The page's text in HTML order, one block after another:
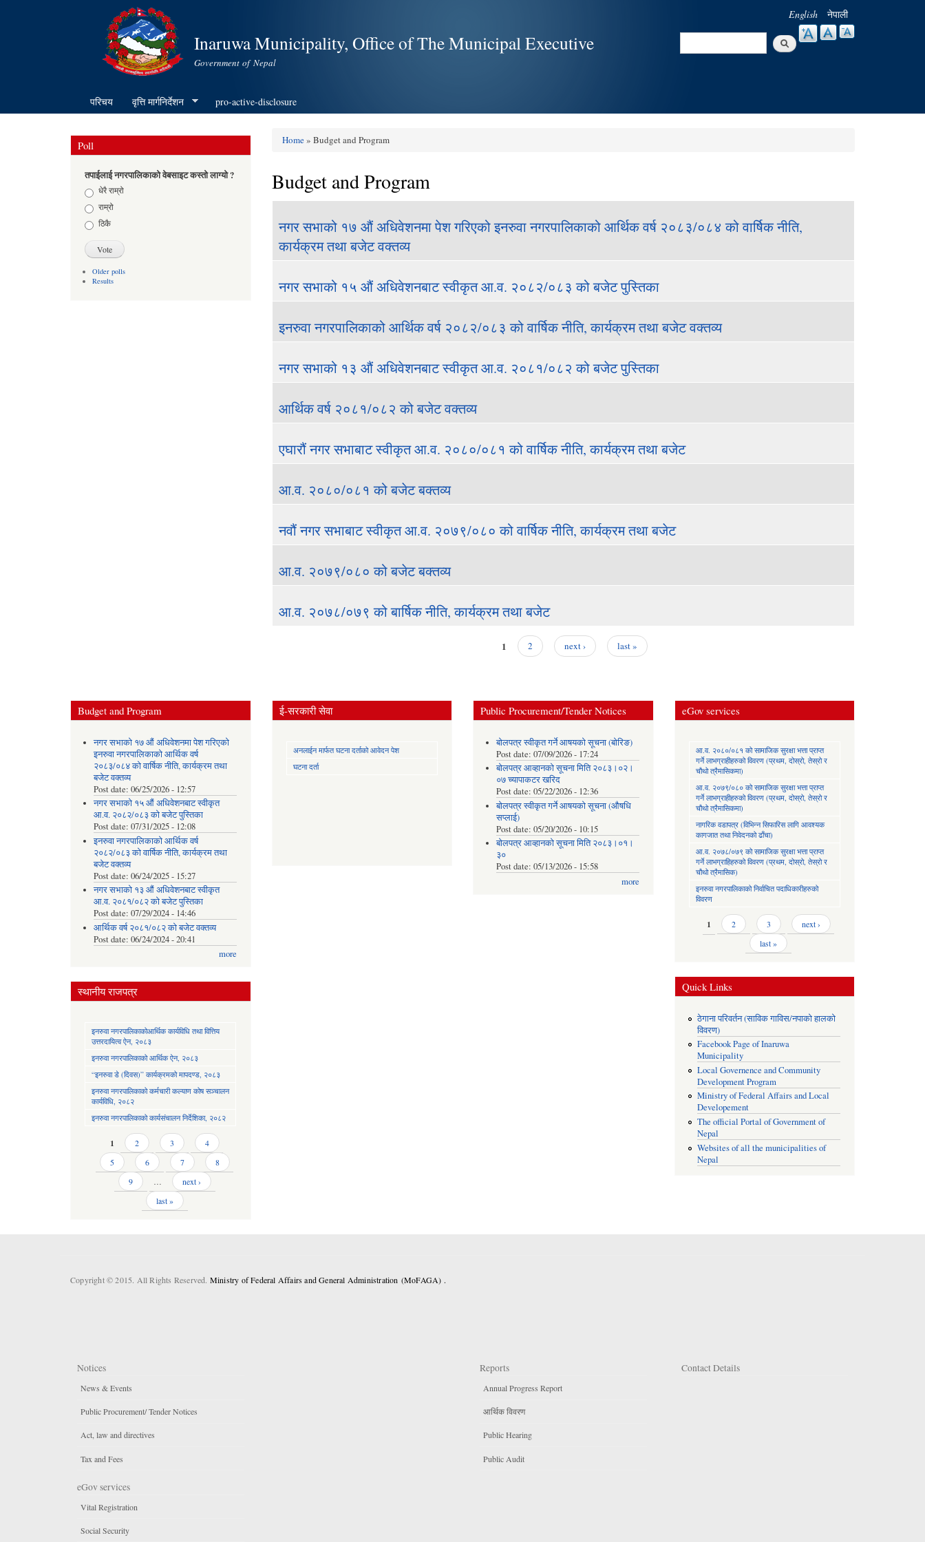
content
Inaruwa Municipality, Office of The Municipal Executive
Government of Nepal
English नेपाली
Search
परिचय वृत्ति मार्गनिर्देशन pro-active-disclosure
Poll
तपाईलाई नगरपालिकाको वेबसाइट कस्तो लाग्यो ?
Choicesधेरै राम्रो
राम्रो
ठिकै
Older polls
Results
You are here
Home» Budget and Program
Budget and Program
नगर सभाको १७ औं अधिवेशनमा पेश गरिएको इनरुवा नगरपालिकाको आर्थिक वर्ष २०८३/०८४ को वार्षिक नीति,
कार्यक्रम तथा बजेट वक्तव्य
नगर सभाको १५ औं अधिवेशनबाट स्वीकृत आ.व. २०८२/०८३ को बजेट पुस्तिका
इनरुवा नगरपालिकाको आर्थिक वर्ष २०८२/०८३ को वार्षिक नीति, कार्यक्रम तथा बजेट वक्तव्य
नगर सभाको १३ औं अधिवेशनबाट स्वीकृत आ.व. २०८१/०८२ को बजेट पुस्तिका
आर्थिक वर्ष २०८१/०८२ को बजेट वक्तव्य
एघारौं नगर सभाबाट स्वीकृत आ.व. २०८०/०८१ को वार्षिक नीति, कार्यक्रम तथा बजेट
आ.व. २०८०/०८१ को बजेट बक्तव्य
नवौं नगर सभाबाट स्वीकृत आ.व. २०७९/०८० को वार्षिक नीति, कार्यक्रम तथा बजेट
आ.व. २०७९/०८० को बजेट बक्तव्य
आ.व. २०७८/०७९ को बार्षिक नीति, कार्यक्रम तथा बजेट
1 2 next › last »
Budget and Program
नगर सभाको १७ औं अधिवेशनमा पेश गरिएको
इनरुवा नगरपालिकाको आर्थिक वर्ष
२०८३/०८४ को वार्षिक नीति, कार्यक्रम तथा
बजेट वक्तव्य
Post date: 06/25/2026 - 12:57
नगर सभाको १५ औं अधिवेशनबाट स्वीकृत
आ.व. २०८२/०८३ को बजेट पुस्तिका
Post date: 07/31/2025 - 12:08
इनरुवा नगरपालिकाको आर्थिक वर्ष
२०८२/०८३ को वार्षिक नीति, कार्यक्रम तथा
बजेट वक्तव्य
Post date: 06/24/2025 - 15:27
नगर सभाको १३ औं अधिवेशनबाट स्वीकृत
आ.व. २०८१/०८२ को बजेट पुस्तिका
Post date: 07/29/2024 - 14:46
आर्थिक वर्ष २०८१/०८२ को बजेट वक्तव्य
Post date: 06/24/2024 - 20:41
more
स्थानीय राजपत्र
इनरुवा नगरपालिकाकोआर्थिक कार्यविधि तथा वित्तिय
उत्तरदायित्व ऐन, २०८३
इनरुवा नगरपालिकाको आर्थिक ऐन, २०८३
“इनरुवा डे (दिवस)” कार्यक्रमको मापदण्ड, २०८३
इनरुवा नगरपालिकाको कर्मचारी कल्याण कोष सञ्चालन
कार्यविधि, २०८२
इनरुवा नगरपालिकाको कार्यसंचालन निर्देशिका, २०८२
Pages1 2 3
4
5
6 7
8
9
…
next ›
last »
ई-सरकारी सेवा
अनलाईन मार्फत घटना दर्ताको आवेदन पेश
घटना दर्ता
Public Procurement/Tender Notices
बोलपत्र स्वीकृत गर्ने आषयको सूचना (बोरिङ)
Post date: 07/09/2026 - 17:24
बोलपत्र आव्हानको सूचना मिति २०८३।०२।
०७ च्यापाकटर खरिद
Post date: 05/22/2026 - 12:36
बोलपत्र स्वीकृत गर्ने आषयको सूचना (औषधि
सप्लाई)
Post date: 05/20/2026 - 10:15
बोलपत्र आव्हानको सूचना मिति २०८३।०१।
३०
Post date: 05/13/2026 - 15:58
more
eGov services
आ.व. २०८०/०८१ को सामाजिक सुरक्षा भत्ता प्राप्त
गर्ने लाभग्राहीहरुको विवरण (प्रथम, दोस्रो, तेस्रो र
चौथो त्रैमासिकमा)
आ.व. २०७९/०८० को सामाजिक सुरक्षा भत्ता प्राप्त
गर्ने लाभग्राहीहरुको विवरण (प्रथम, दोस्रो, तेस्रो र
चौथो त्रैमासिकमा)
नागरिक वडापत्र (विभिन्न सिफारिस लागि आवश्यक
कागजात तथा निवेदनको ढाँचा)
आ.व. २०७८/०७९ को सामाजिक सुरक्षा भत्ता प्राप्त
गर्ने लाभग्राहिहरुको विवरण (प्रथम, दोस्रो, तेस्रो र
चौथो त्रैमासिक)
इनरुवा नगरपालिकाको निर्वाचित पदाधिकारीहरुको
विवरण
Pages
1 2 3
next ›
last »
Quick Links
ठेगाना परिवर्तन (साविक गाविस/नपाको हालको
विवरण)
Facebook Page of Inaruwa
Municipality
Local Governence and Community
Development Program
Ministry of Federal Affairs and Local
Developement
The official Portal of Government of
Nepal
Websites of all the municipalities of
Nepal
Copyright © 2015. All Rights Reserved. Ministry of Federal Affairs and General Administration (MoFAGA) .
Notices
News & Events
Public Procurement/ Tender Notices
Act, law and directives
Tax and Fees
eGov services
Vital Registration
Social Security
Reports
Annual Progress Report
आर्थिक विवरण
Public Hearing
Public Audit
Contact Details